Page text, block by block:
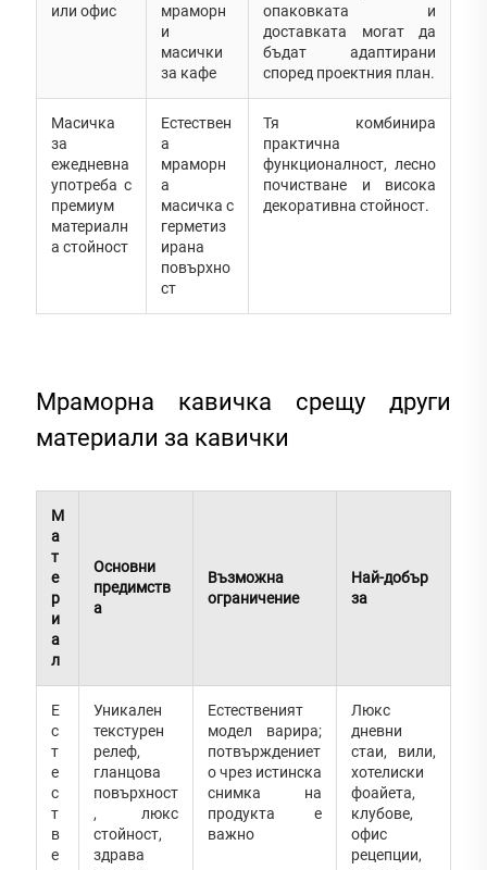
или офис
мраморн
и
масички
за кафе
опаковката и
доставката могат да
бъдат адаптирани
според проектния план.
Масичка
за
ежедневна
употреба с
премиум
материалн
а стойност
Естествен
а
мраморн
а
масичка с
герметиз
ирана
повърхно
ст
Тя комбинира
практична
функционалност, лесно
почистване и висока
декоративна стойност.
Мраморна кавичка срещу други
материали за кавички
М
а
т
е
р
и
а
л
Основни
предимств
а
Възможна
ограничение
Най-добър
за
Е
с
т
е
с
т
в
е
Уникален
текстурен
релеф,
гланцова
повърхност
, люкс
стойност,
здрава
Естественият
модел варира;
потвърждениет
о чрез истинска
снимка на
продукта е
важно
Люкс
дневни
стаи, вили,
хотелиски
фоайета,
клубове,
офис
рецепции,